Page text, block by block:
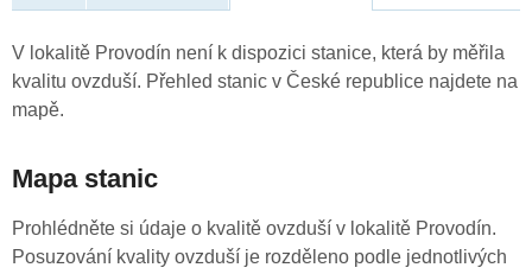
V lokalitě Provodín není k dispozici stanice, která by měřila
kvalitu ovzduší. Přehled stanic v České republice najdete na
mapě.
Mapa stanic
Prohlédněte si údaje o kvalitě ovzduší v lokalitě Provodín.
Posuzování kvality ovzduší je rozděleno podle jednotlivých